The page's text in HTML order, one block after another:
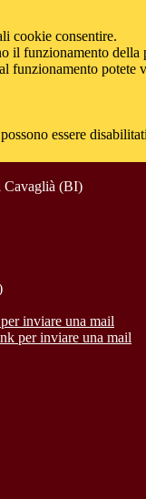
cookie consentire.
il funzionamento
funzionamento potete
essere
Cavaglià (BI)
inviare una mail
per inviare una mail